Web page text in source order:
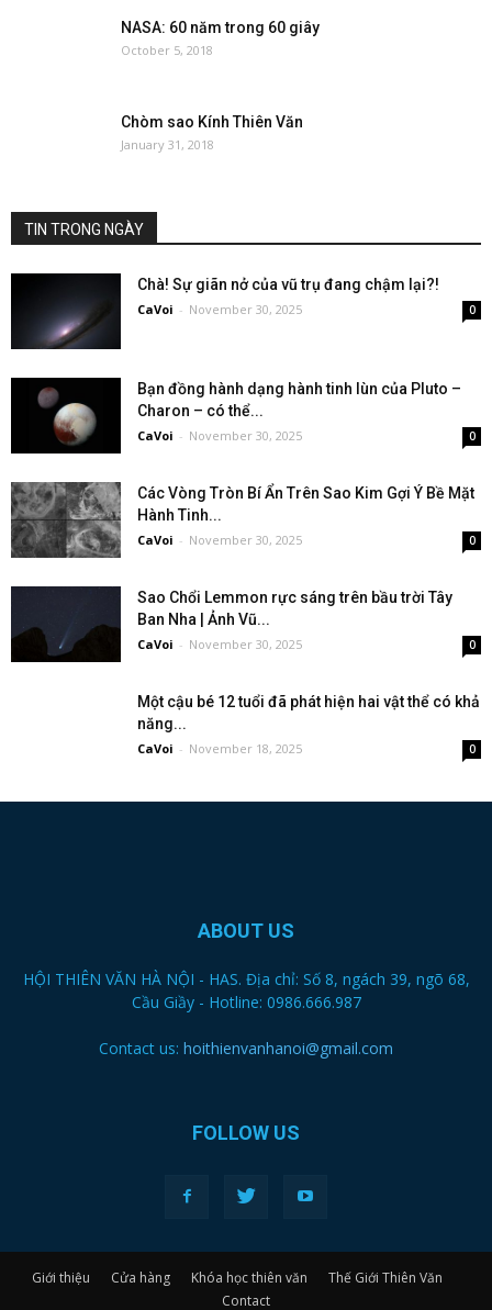
NASA: 60 năm trong 60 giây
October 5, 2018
Chòm sao Kính Thiên Văn
January 31, 2018
TIN TRONG NGÀY
Chà! Sự giãn nở của vũ trụ đang chậm lại?!
CaVoi - November 30, 2025 0
Bạn đồng hành dạng hành tinh lùn của Pluto –
Charon – có thể...
CaVoi - November 30, 2025 0
Các Vòng Tròn Bí Ẩn Trên Sao Kim Gợi Ý Bề Mặt
Hành Tinh...
CaVoi - November 30, 2025 0
Sao Chổi Lemmon rực sáng trên bầu trời Tây
Ban Nha | Ảnh Vũ...
CaVoi - November 30, 2025 0
Một cậu bé 12 tuổi đã phát hiện hai vật thể có khả
năng...
CaVoi - November 18, 2025 0
ABOUT US
HỘI THIÊN VĂN HÀ NỘI - HAS. Địa chỉ: Số 8, ngách 39, ngõ 68,
Cầu Giầy - Hotline: 0986.666.987
Contact us: hoithienvanhanoi@gmail.com
FOLLOW US
Giới thiệu Cửa hàng Khóa học thiên văn
Thế Giới Thiên Văn
Contact